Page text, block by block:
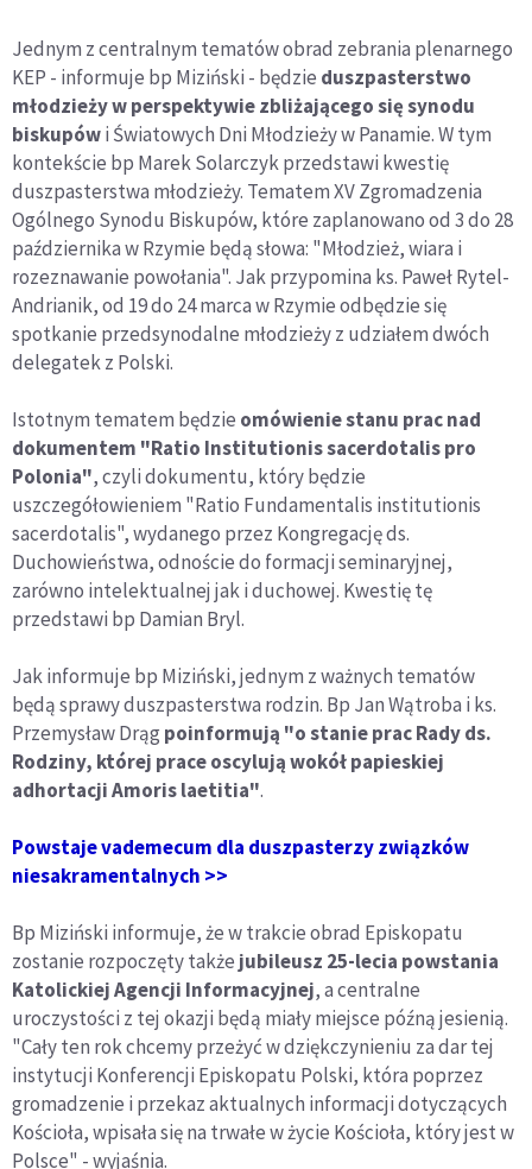
Jednym z centralnym tematów obrad zebrania plenarnego
KEP - informuje bp Miziński - będzie duszpasterstwo
młodzieży w perspektywie zbliżającego się synodu
biskupówi Światowych Dni Młodzieży w Panamie. W tym
kontekście bp Marek Solarczyk przedstawi kwestię
duszpasterstwa młodzieży. Tematem XV Zgromadzenia
Ogólnego Synodu Biskupów, które zaplanowano od 3 do 28
października w Rzymie będą słowa: "Młodzież, wiara i
rozeznawanie powołania". Jak przypomina ks. Paweł Rytel-
Andrianik, od 19 do 24 marca w Rzymie odbędzie się
spotkanie przedsynodalne młodzieży z udziałem dwóch
delegatek z Polski.
Istotnym tematem będzie omówienie stanu prac nad
dokumentem "Ratio Institutionis sacerdotalis pro
Polonia", czyli dokumentu, który będzie
uszczegółowieniem "Ratio Fundamentalis institutionis
sacerdotalis", wydanego przez Kongregację ds.
Duchowieństwa, odnoście do formacji seminaryjnej,
zarówno intelektualnej jak i duchowej. Kwestię tę
przedstawi bp Damian Bryl.
Jak informuje bp Miziński, jednym z ważnych tematów
będą sprawy duszpasterstwa rodzin. Bp Jan Wątroba i ks.
Przemysław Drąg poinformują "o stanie prac Rady ds.
Rodziny, której prace oscylują wokół papieskiej
adhortacji Amoris laetitia".
Powstaje vademecum dla duszpasterzy związków
niesakramentalnych >>
Bp Miziński informuje, że w trakcie obrad Episkopatu
zostanie rozpoczęty także jubileusz 25-lecia powstania
Katolickiej Agencji Informacyjnej, a centralne
uroczystości z tej okazji będą miały miejsce późną jesienią.
"Cały ten rok chcemy przeżyć w dziękczynieniu za dar tej
instytucji Konferencji Episkopatu Polski, która poprzez
gromadzenie i przekaz aktualnych informacji dotyczących
Kościoła, wpisała się na trwałe w życie Kościoła, który jest w
Polsce" - wyjaśnia.